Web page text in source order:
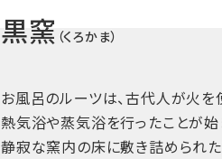
黒窯 （くろかま）
お風呂のルーツは、古代人が火
熱気浴や蒸気浴を行ったことが始
静寂な窯内の床に敷き詰められ